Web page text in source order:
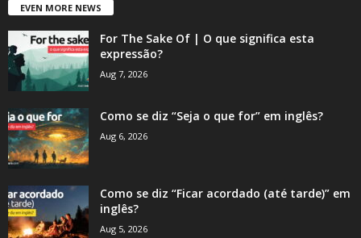
EVEN MORE NEWS
For The Sake Of | O que significa esta
expressão?
Aug 7, 2026
Como se diz “Seja o que for” em inglês?
Aug 6, 2026
Como se diz “Ficar acordado (até tarde)” em
inglês?
Aug 5, 2026